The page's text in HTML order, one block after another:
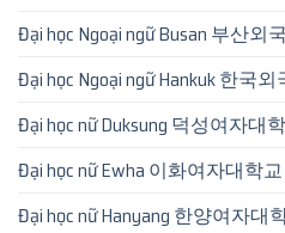
Đại học Ngoại ngữ Busan 부산외
Đại học Ngoại ngữ Hankuk 한국
Đại học nữ Duksung 덕성여자대
Đại học nữ Ewha 이화여자대학교
Đại học nữ Hanyang 한양여자대